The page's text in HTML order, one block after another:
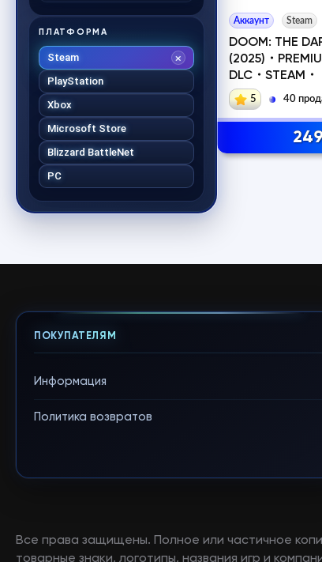
ПЛАТФОРМА
Steam
PlayStation
Xbox
Microsoft Store
Blizzard BattleNet
PC
Аккаунт Steam
DOOM: THE
(2025)・
DLC・STEAM・
5 40
ПОКУПАТЕЛЯМ
Информация
Политика возвратов
Все права защищены. Полное или частичное
товарные знаки, логотипы, названия игр и